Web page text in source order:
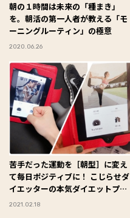
朝の１時間は未来の「種まき」
を。朝活の第一人者が教える「モ
ーニングルーティン」の極意
2020.06.26
苦手だった運動を［朝型］に変え
て毎日ポジティブに！ こじらせダ
イエッターの本気ダイエットプロ
グラム＃４
2021.02.18